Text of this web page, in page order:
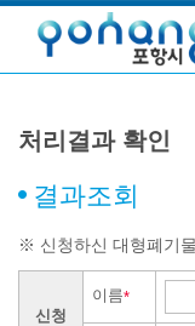
처리결과 확인
결과조회
※ 신청하신 대형폐기
신청
이름*